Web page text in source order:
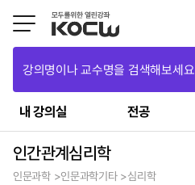
강의명이나 교수명을 검색해보세요
내 강의실 전공
인간관계심리학
인문과학 >인문과학기타 >심리학